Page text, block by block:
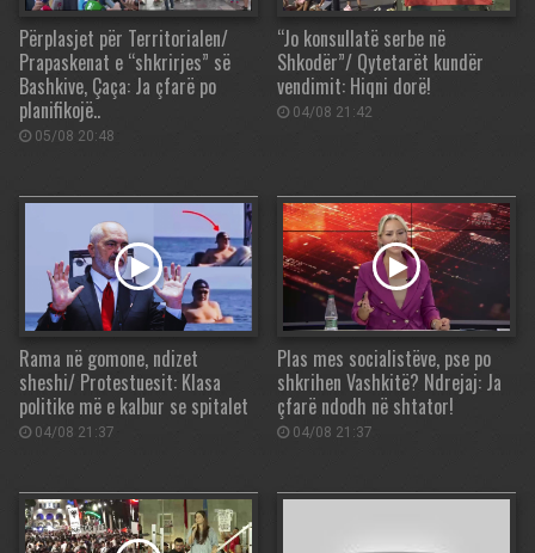
Përplasjet për Territorialen/
Prapaskenat e “shkrirjes” së
Bashkive, Çaça: Ja çfarë po
planifikojë..
05/08 20:48
“Jo konsullatë serbe në
Shkodër”/ Qytetarët kundër
vendimit: Hiqni dorë!
04/08 21:42
Rama në gomone, ndizet
sheshi/ Protestuesit: Klasa
politike më e kalbur se spitalet
04/08 21:37
Plas mes socialistëve, pse po
shkrihen Vashkitë? Ndrejaj: Ja
çfarë ndodh në shtator!
04/08 21:37